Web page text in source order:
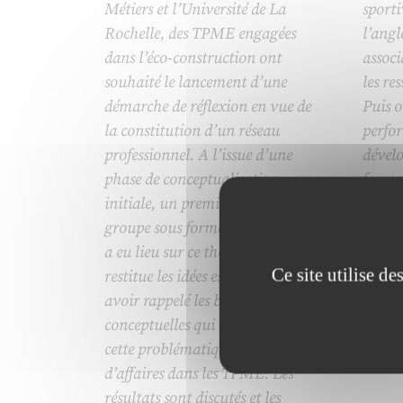
Métiers et l’Université de La
Rochelle, des TPME engagées
dans l’éco-construction ont
souhaité le lancement d’une
démarche de réflexion en vue de
la constitution d’un réseau
professionnel. A l’issue d’une
phase de conceptualisation
initiale, un premier entretien de
groupe sous forme semi-directive
a eu lieu sur ce thème. L’article en
restitue les idées essentielles, après
avoir rappelé les bases
conceptuelles qui sous-tendent
cette problématique du réseau
d’affaires dans les TPME. Les
résultats sont discutés et les
les
Puis
Ce site utilise